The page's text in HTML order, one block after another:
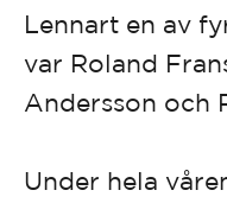
Lennart en av
var Roland
Andersson och
Under hela